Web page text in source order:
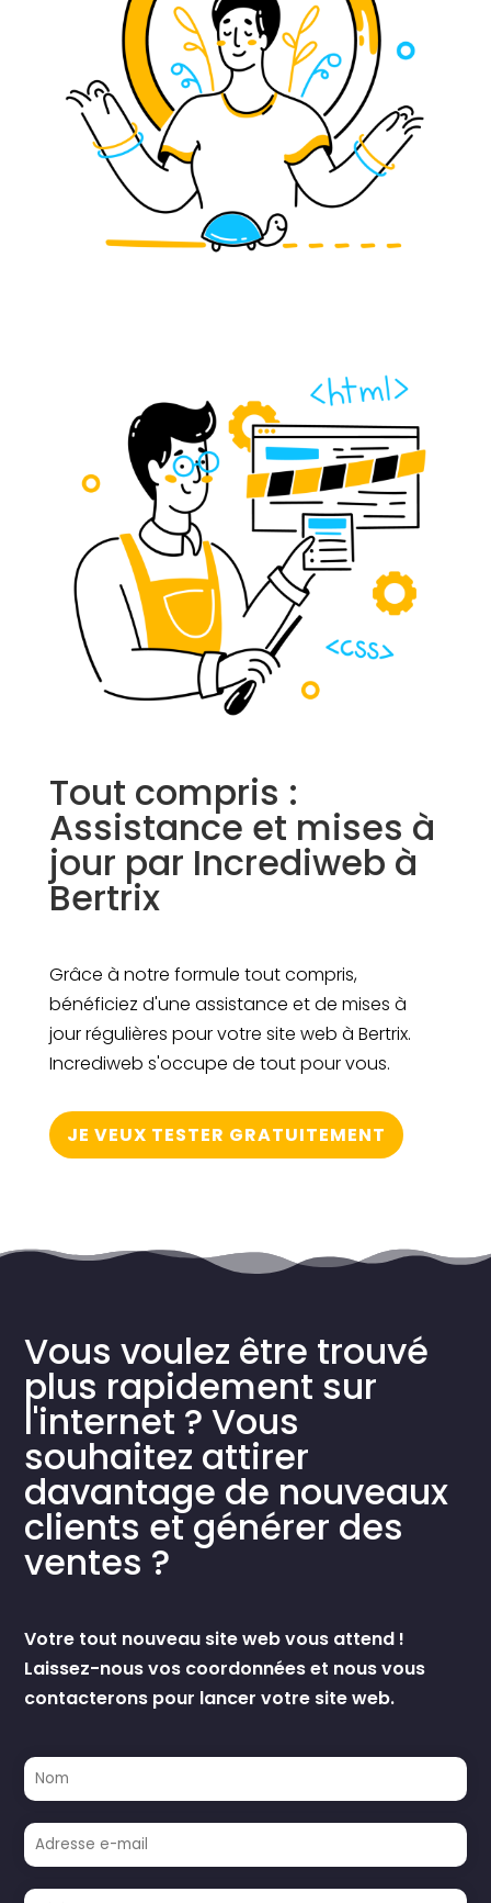
Tout compris :
Assistance et mises à
jour par Incrediweb à
Bertrix
Grâce à notre formule tout compris,
bénéficiez d'une assistance et de mises à
jour régulières pour votre site web à Bertrix.
Incrediweb s'occupe de tout pour vous.
JE VEUX TESTER GRATUITEMENT
Vous voulez être trouvé
plus rapidement sur
l'internet ? Vous
souhaitez attirer
davantage de nouveaux
clients et générer des
ventes ?
Votre tout nouveau site web vous attend !
Laissez-nous vos coordonnées et nous vous
contacterons pour lancer votre site web.